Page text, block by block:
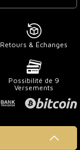
Retours & Échanges
Possibilité de 9
Versements